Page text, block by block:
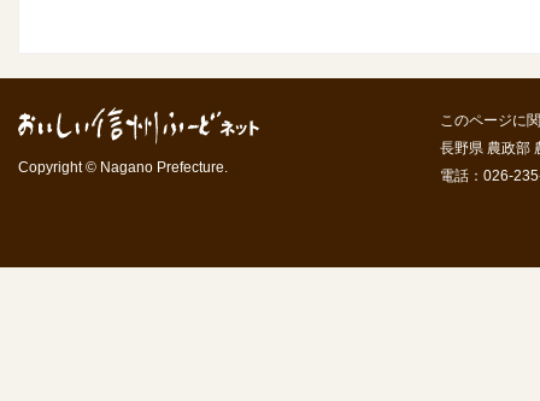
Copyright © Nagano Prefecture.
このページに
長野県 農政部
電話：026-